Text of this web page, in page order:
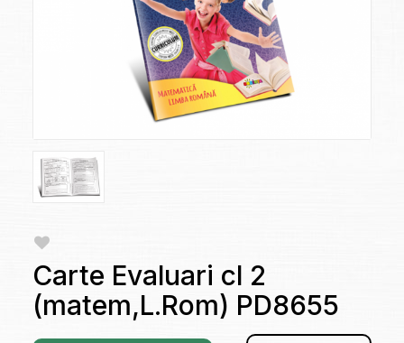
Carte Evaluari cl 2
(matem,L.Rom) PD8655